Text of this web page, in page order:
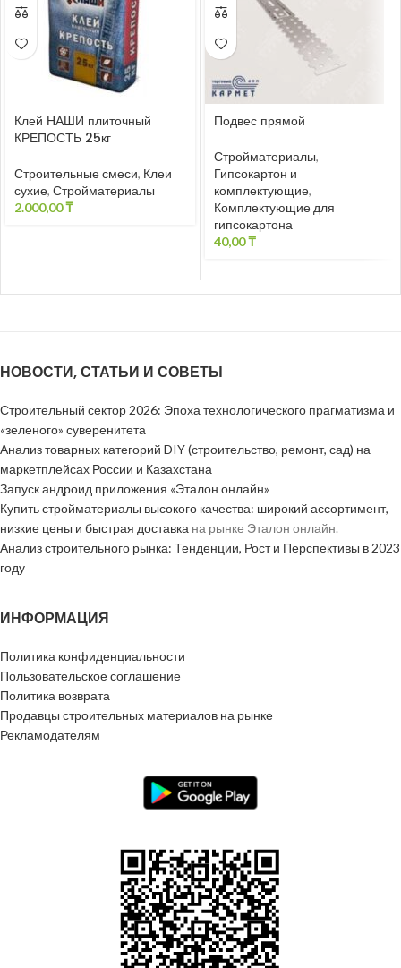
Клей НАШИ плиточный
КРЕПОСТЬ 25кг
Строительные смеси, Клеи
сухие, Стройматериалы
2.000,00₸
Подвес прямой
Стройматериалы,
Гипсокартон и
комплектующие,
Комплектующие для
гипсокартона
40,00₸
НОВОСТИ, СТАТЬИ И СОВЕТЫ
Строительный сектор 2026: Эпоха технологического прагматизма и
«зеленого» суверенитета
Анализ товарных категорий DIY (строительство, ремонт, сад) на
маркетплейсах России и Казахстана
Запуск андроид приложения «Эталон онлайн»
Купить стройматериалы высокого качества: широкий ассортимент,
низкие цены и быстрая доставка на рынке Эталон онлайн.
Анализ строительного рынка: Тенденции, Рост и Перспективы в 2023
году
ИНФОРМАЦИЯ
Политика конфиденциальности
Пользовательское соглашение
Политика возврата
Продавцы строительных материалов на рынке
Рекламодателям